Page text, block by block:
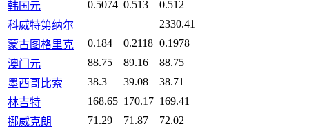
韩国元 0.5074 0.513
0.512
科威特第纳尔
2330.41
蒙古图格里克
0.184 0.2118 0.1978
澳门元
88.75 89.16
88.75
墨西哥比索
38.3 39.08
38.71
林吉特
168.65 170.17 169.41
挪威克朗
71.29 71.87
72.02